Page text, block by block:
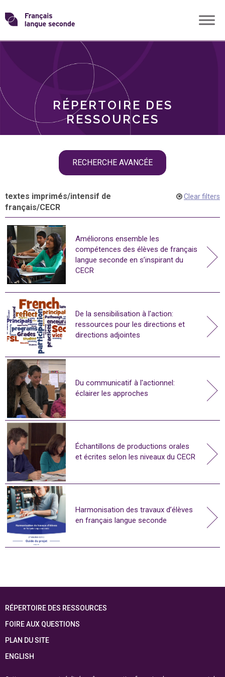
Skip
toTransformons
langue
RÉPERTOIRE DES
RESSOURCES
RECHERCHE AVANCÉE
THÈMES
textes imprimés/intensif de
français/CECR
Clear filters
Améliorons ensemble les
compétences des élèves de français
langue seconde en s’inspirant du
CECR
De la sensibilisation à l'action:
ressources pour les directions et
directions adjointes
Du communicatif à l'actionnel:
éclairer les approches
Échantillons de productions orales
et écrites selon les niveaux du CECR
Harmonisation des travaux d’élèves
en français langue seconde
RÉPERTOIRE DES RESSOURCES
FOIRE AUX QUESTIONS
PLAN DU SITE
ENGLISH